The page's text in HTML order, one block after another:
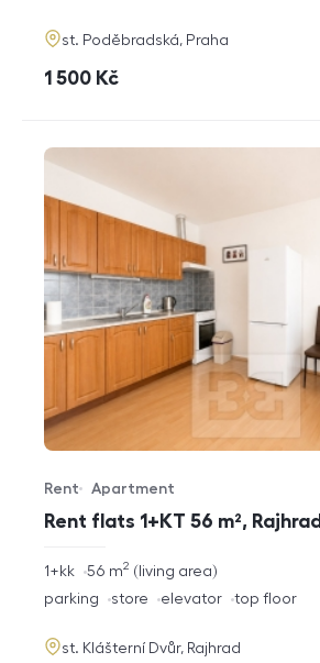
adresa
st. Poděbradská, Praha
cena
1 500 Kč
Rent flats 1+KT 56 m², Rajhrad
Offer type
Rent
Property type
Apartment
rozměry
disposition
1+kk living area
56 m2
funkce
parking store elevator top floor
adresa
st. Klášterní Dvůr, Rajhrad